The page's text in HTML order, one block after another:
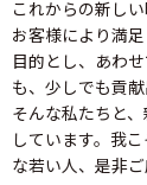
これからの新し
お客様により満
目的とし、あわ
も、少しでも貢
そんな私たちと
しています。我
な若い人、是非